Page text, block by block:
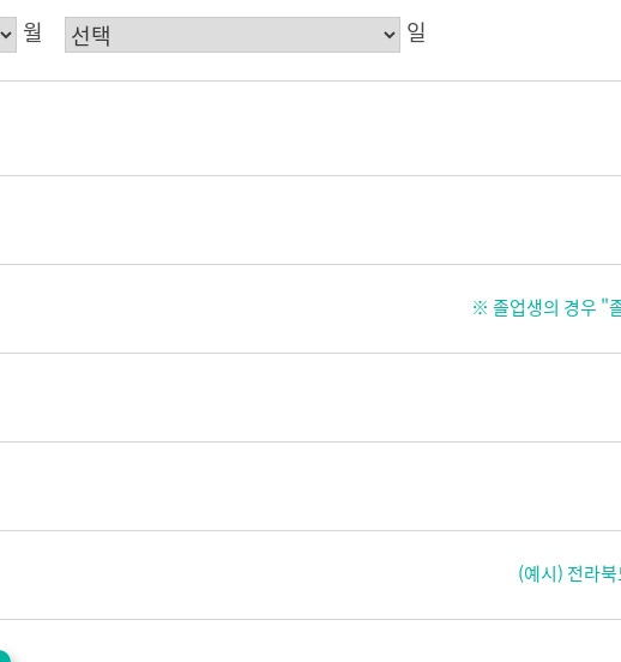
월 일
※ 졸업생의 경우 "
(예시) 전라